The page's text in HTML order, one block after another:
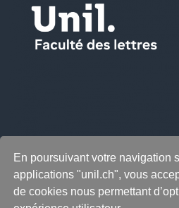
En poursuivant votre navigation
applications "unil.ch", vous
de cookies nous permettant